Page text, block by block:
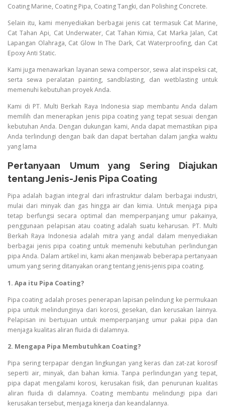
Coating Marine, Coating Pipa, Coating Tangki, dan Polishing Concrete.
Selain itu, kami menyediakan berbagai jenis cat termasuk Cat Marine,
Cat Tahan Api, Cat Underwater, Cat Tahan Kimia, Cat Marka Jalan, Cat
Lapangan Olahraga, Cat Glow In The Dark, Cat Waterproofing, dan Cat
Epoxy Anti Static.
Kami juga menawarkan layanan sewa compersor, sewa alat inspeksi cat,
serta sewa peralatan painting, sandblasting, dan wetblasting untuk
memenuhi kebutuhan proyek Anda.
Kami di PT. Multi Berkah Raya Indonesia siap membantu Anda dalam
memilih dan menerapkan jenis pipa coating yang tepat sesuai dengan
kebutuhan Anda. Dengan dukungan kami, Anda dapat memastikan pipa
Anda terlindungi dengan baik dan dapat bertahan dalam jangka waktu
yang lama
Pertanyaan Umum yang Sering Diajukan
tentang Jenis-Jenis Pipa Coating
Pipa adalah bagian integral dari infrastruktur dalam berbagai industri,
mulai dari minyak dan gas hingga air dan kimia. Untuk menjaga pipa
tetap berfungsi secara optimal dan memperpanjang umur pakainya,
penggunaan pelapisan atau coating adalah suatu keharusan. PT. Multi
Berkah Raya Indonesia adalah mitra yang andal dalam menyediakan
berbagai jenis pipa coating untuk memenuhi kebutuhan perlindungan
pipa Anda. Dalam artikel ini, kami akan menjawab beberapa pertanyaan
umum yang sering ditanyakan orang tentang jenis-jenis pipa coating.
1. Apa itu Pipa Coating?
Pipa coating adalah proses penerapan lapisan pelindung ke permukaan
pipa untuk melindunginya dari korosi, gesekan, dan kerusakan lainnya.
Pelapisan ini bertujuan untuk memperpanjang umur pakai pipa dan
menjaga kualitas aliran fluida di dalamnya.
2. Mengapa Pipa Membutuhkan Coating?
Pipa sering terpapar dengan lingkungan yang keras dan zat-zat korosif
seperti air, minyak, dan bahan kimia. Tanpa perlindungan yang tepat,
pipa dapat mengalami korosi, kerusakan fisik, dan penurunan kualitas
aliran fluida di dalamnya. Coating membantu melindungi pipa dari
kerusakan tersebut, menjaga kinerja dan keandalannya.